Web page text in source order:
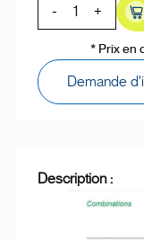
- +
* Prix en
Demande
Description :